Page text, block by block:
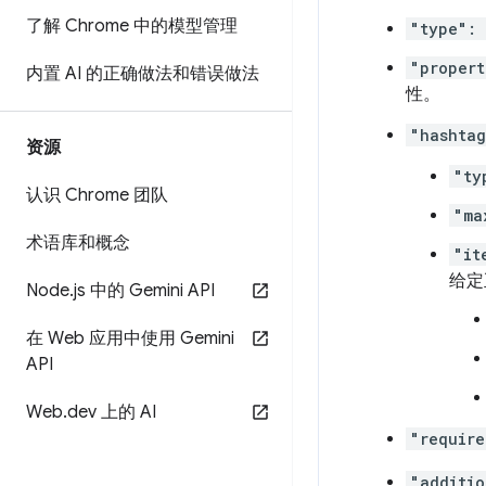
了解 Chrome 中的模型管理
内置 AI 的正确做法和错误做法
资源
认识 Chrome 团队
术语库和概念
Node.js 中的 Gemini API
在 Web 应用中使用 Gemini
API
Web.dev 上的 AI
"type":
性。
给